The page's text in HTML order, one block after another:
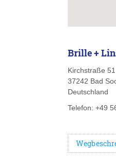
Brille +
Kirchstraße 51
37242 Bad
Deutschland
Telefon: +49